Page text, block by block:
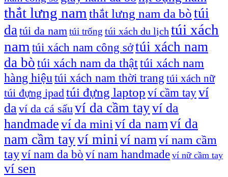
thắt lưng namthắt lưng nam da bòtúi
datúi da namtúi trống túi xách du lịchtúi xách
nam túi xách nam công sởtúi xách nam
da bòtúi xách nam da thậttúi xách nam
hàng hiệutúi xách nam thời trang túi xách nữ
túi đựng ipadtúi đựng laptop ví cầm tayví
daví da cá sấuví da cầm tayví da
handmadeví da miniví da namví da
nam cầm tayví miniví namví nam cầm
tayví nam da bò ví nam handmade ví nữ cầm tay
ví sen